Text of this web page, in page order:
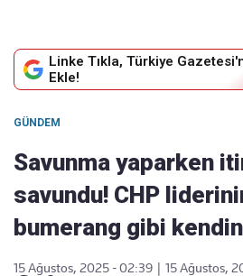
Linke Tıkla, Türkiye
Ekle!
GÜNDEM
Savunma yaparken
savundu! CHP
bumerang gibi
15 Ağustos, 2025 - 02:39
15 Ağustos,